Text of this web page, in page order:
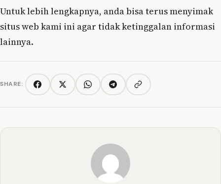
Untuk lebih lengkapnya, anda bisa terus menyimak
situs web kami ini agar tidak ketinggalan informasi
lainnya.
SHARE: FacebookTwitter/XWhatsAppTelegramCopy link